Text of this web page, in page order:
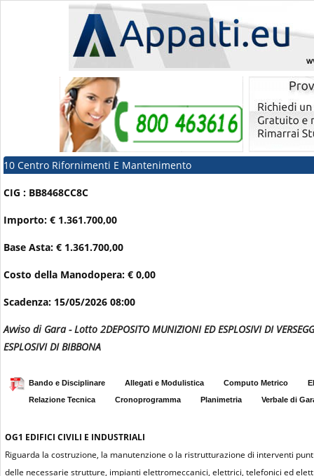
10 Centro Rifornimenti E Mantenimento
CIG : BB8468CC8C
Importo: € 1.361.700,00
Base Asta: € 1.361.700,00
Costo della Manodopera: € 0,00
Scadenza: 15/05/2026 08:00
Avviso di Gara - Lotto 2DEPOSITO MUNIZIONI ED ESPLOSIVI DI
ESPLOSIVI DI BIBBONA
Bando e Disciplinare Allegati e Modulistica Computo Metrico
Relazione Tecnica
Cronoprogramma Planimetria Verbale di
OG1 EDIFICI CIVILI E INDUSTRIALI
Riguarda la costruzione, la manutenzione o la ristrutturazione di interventi
delle necessarie strutture, impianti elettromeccanici, elettrici, telefonici ed